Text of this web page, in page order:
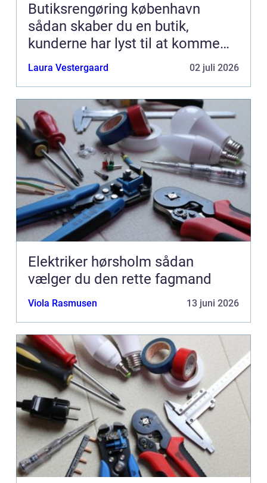
Butiksrengøring københavn
sådan skaber du en butik,
kunderne har lyst til at komme
tilbage til
Laura Vestergaard 02 juli 2026
Elektriker hørsholm sådan
vælger du den rette fagmand
Viola Rasmusen 13 juni 2026